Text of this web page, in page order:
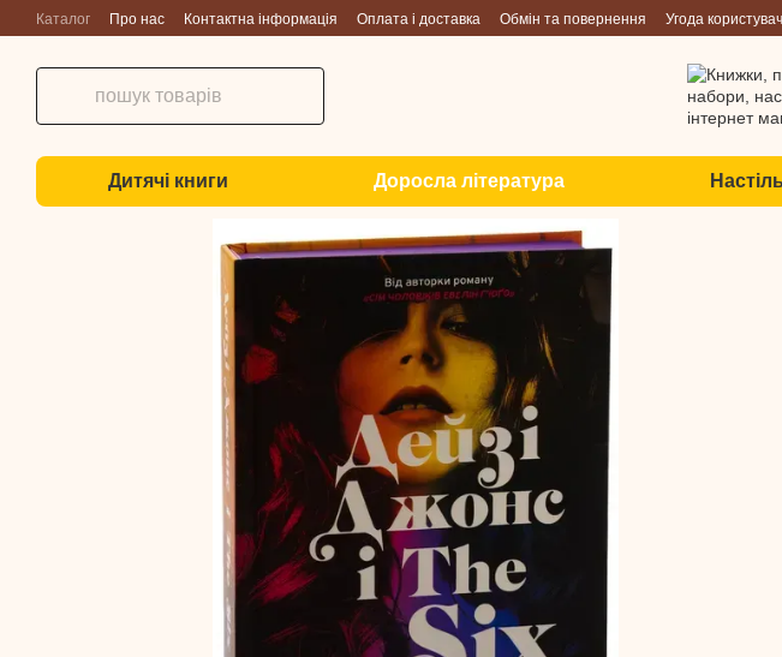
Перейти до основного контенту
Каталог Про нас Контактна інформація Оплата і доставка Обмін та повернення Угода
Дитячі книги Доросла література